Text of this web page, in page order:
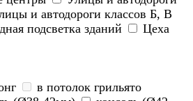
и автодороги классов Б, В
подсветка зданий
Цеха
в потолок грильято